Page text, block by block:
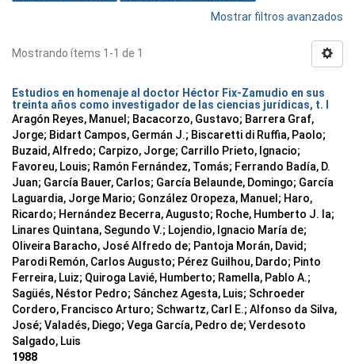
Mostrar filtros avanzados
Mostrando ítems 1-1 de 1
Estudios en homenaje al doctor Héctor Fix-Zamudio en sus
treinta años como investigador de las ciencias jurídicas, t. I
Aragón Reyes, Manuel; Bacacorzo, Gustavo; Barrera Graf,
Jorge; Bidart Campos, Germán J.; Biscaretti di Ruffia, Paolo;
Buzaid, Alfredo; Carpizo, Jorge; Carrillo Prieto, Ignacio;
Favoreu, Louis; Ramón Fernández, Tomás; Ferrando Badía, D.
Juan; García Bauer, Carlos; García Belaunde, Domingo; García
Laguardia, Jorge Mario; González Oropeza, Manuel; Haro,
Ricardo; Hernández Becerra, Augusto; Roche, Humberto J. la;
Linares Quintana, Segundo V.; Lojendio, Ignacio María de;
Oliveira Baracho, José Alfredo de; Pantoja Morán, David;
Parodi Remón, Carlos Augusto; Pérez Guilhou, Dardo; Pinto
Ferreira, Luiz; Quiroga Lavié, Humberto; Ramella, Pablo A.;
Sagüés, Néstor Pedro; Sánchez Agesta, Luis; Schroeder
Cordero, Francisco Arturo; Schwartz, Carl E.; Alfonso da Silva,
José; Valadés, Diego; Vega García, Pedro de; Verdesoto
Salgado, Luis
1988